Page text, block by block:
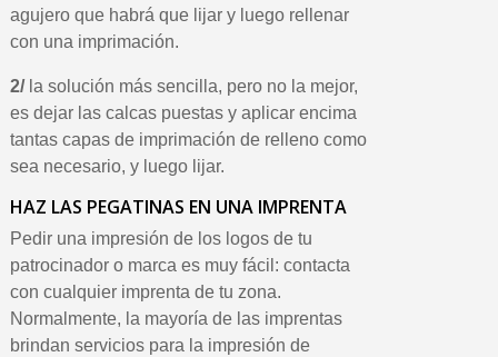
agujero que habrá que lijar y luego rellenar
con una imprimación.
2/la solución más sencilla, pero no la mejor,
es dejar las calcas puestas y aplicar encima
tantas capas de imprimación de relleno como
sea necesario, y luego lijar.
HAZ LAS PEGATINAS EN UNA IMPRENTA
Pedir una impresión de los logos de tu
patrocinador o marca es muy fácil: contacta
con cualquier imprenta de tu zona.
Normalmente, la mayoría de las imprentas
brindan servicios para la impresión de